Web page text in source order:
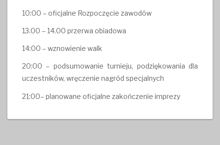
10:00 – oficjalne Rozpoczęcie zawodów
13.00 – 14.00 przerwa obiadowa
14:00 – wznowienie walk
20:00 – podsumowanie turnieju, podziękowania dla
uczestników, wręczenie nagród specjalnych
21:00– planowane oficjalne zakończenie imprezy